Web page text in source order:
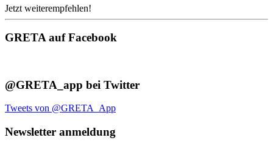
Jetzt weiterempfehlen!
GRETA auf Facebook
@GRETA_app bei Twitter
Tweets von @GRETA_App
Newsletter anmeldung